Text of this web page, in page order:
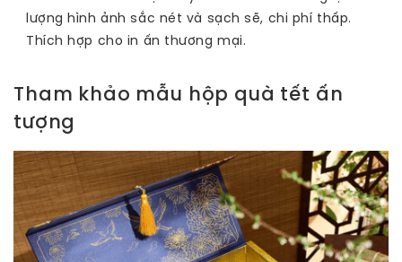
lượng hình ảnh sắc nét và sạch sẽ, chi phí thấp.
Thích hợp cho in ấn thương mại.
Tham khảo mẫu hộp quà tết ấn
tượng